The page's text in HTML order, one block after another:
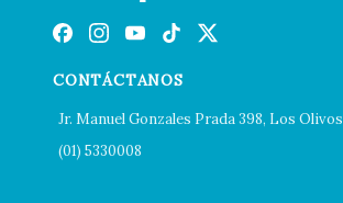
CONTÁCTANOS
Jr. Manuel Gonzales Prada 398, Los Olivos
(01) 5330008